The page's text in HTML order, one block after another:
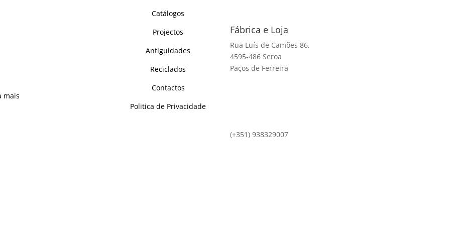
mais
Catálogos
Projectos
Antiguidades
Reciclados
Contactos
Politica de Privacidade
Fábrica e Loja
Rua Luís de Camões 86,
4595-486 Seroa
Paços de Ferreira
(+351) 938329007